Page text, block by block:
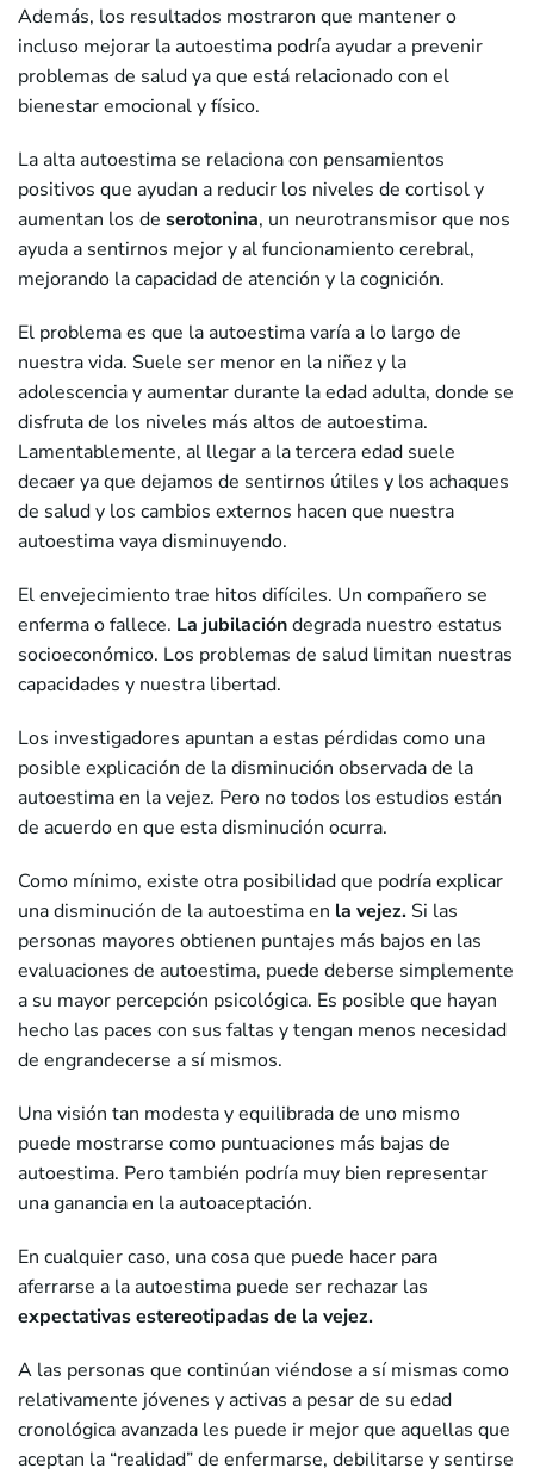
Además, los resultados mostraron que mantener o
incluso mejorar la autoestima podría ayudar a prevenir
problemas de salud ya que está relacionado con el
bienestar emocional y físico.
La alta autoestima se relaciona con pensamientos
positivos que ayudan a reducir los niveles de cortisol y
aumentan los de serotonina, un neurotransmisor que nos
ayuda a sentirnos mejor y al funcionamiento cerebral,
mejorando la capacidad de atención y la cognición.
El problema es que la autoestima varía a lo largo de
nuestra vida. Suele ser menor en la niñez y la
adolescencia y aumentar durante la edad adulta, donde se
disfruta de los niveles más altos de autoestima.
Lamentablemente, al llegar a la tercera edad suele
decaer ya que dejamos de sentirnos útiles y los achaques
de salud y los cambios externos hacen que nuestra
autoestima vaya disminuyendo.
El envejecimiento trae hitos difíciles. Un compañero se
enferma o fallece. La jubilacióndegrada nuestro estatus
socioeconómico. Los problemas de salud limitan nuestras
capacidades y nuestra libertad.
Los investigadores apuntan a estas pérdidas como una
posible explicación de la disminución observada de la
autoestima en la vejez. Pero no todos los estudios están
de acuerdo en que esta disminución ocurra.
Como mínimo, existe otra posibilidad que podría explicar
una disminución de la autoestima en la vejez. Si las
personas mayores obtienen puntajes más bajos en las
evaluaciones de autoestima, puede deberse simplemente
a su mayor percepción psicológica. Es posible que hayan
hecho las paces con sus faltas y tengan menos necesidad
de engrandecerse a sí mismos.
Una visión tan modesta y equilibrada de uno mismo
puede mostrarse como puntuaciones más bajas de
autoestima. Pero también podría muy bien representar
una ganancia en la autoaceptación.
En cualquier caso, una cosa que puede hacer para
aferrarse a la autoestima puede ser rechazar las
expectativas estereotipadas de la vejez.
A las personas que continúan viéndose a sí mismas como
relativamente jóvenes y activas a pesar de su edad
cronológica avanzada les puede ir mejor que aquellas que
aceptan la “realidad” de enfermarse, debilitarse y sentirse